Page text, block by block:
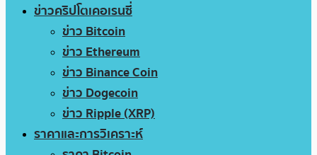
ข่าวคริปโตเคอเรนซี่
ข่าว Bitcoin
ข่าว Ethereum
ข่าว Binance Coin
ข่าว Dogecoin
ข่าว Ripple (XRP)
ราคาและการวิเคราะห์